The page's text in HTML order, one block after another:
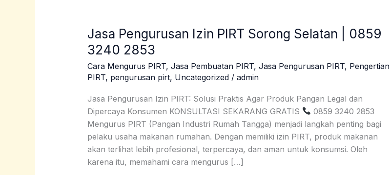
Jasa Pengurusan Izin PIRT Sorong Selatan | 0859
3240 2853
Cara Mengurus PIRT, Jasa Pembuatan PIRT, Jasa Pengurusan PIRT, Pengertian
PIRT, pengurusan pirt, Uncategorized/ admin
Jasa Pengurusan Izin PIRT: Solusi Praktis Agar Produk Pangan Legal dan
Dipercaya Konsumen KONSULTASI SEKARANG GRATIS
0859 3240 2853
Mengurus PIRT (Pangan Industri Rumah Tangga) menjadi langkah penting bagi
pelaku usaha makanan rumahan. Dengan memiliki izin PIRT, produk makanan
akan terlihat lebih profesional, terpercaya, dan aman untuk konsumsi. Oleh
karena itu, memahami cara mengurus […]
Jasa
Pengurusan
Izin
PIRT
Sorong
Selatan
|
0859
3240
2853